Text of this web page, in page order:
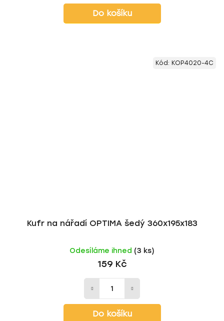
Do košíku
Kufr na nářadí OPTIMA šedý 360x195x183
Odesíláme ihned (3 ks)
159 Kč
Do košíku
Kód: KOP4020-4C